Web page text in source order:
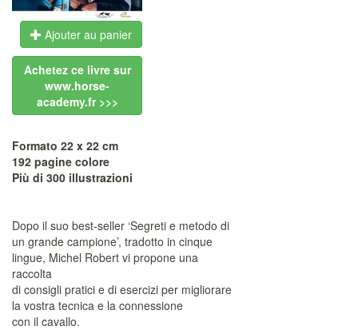
Ajouter au panier
Achetez ce livre sur
www.horse-
academy.fr >>>
Formato 22 x 22 cm
192 pagine colore
Più di 300 illustrazioni
Dopo il suo best-seller ‘Segreti e metodo di
un grande campione’, tradotto in cinque
lingue, Michel Robert vi propone una
raccolta
di consigli pratici e di esercizi per migliorare
la vostra tecnica e la connessione
con il cavallo.